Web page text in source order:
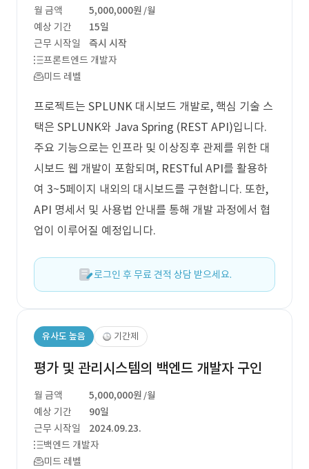
월 금액 5,000,000원 /월
예상 기간
15일
근무 시작일
즉시 시작
프론트엔드 개발자
미드 레벨
프로젝트는 SPLUNK 대시보드 개발로, 핵심 기술 스
택은 SPLUNK와 Java Spring (REST API)입니다.
주요 기능으로는 인프라 및 이상징후 관제를 위한 대
시보드 웹 개발이 포함되며, RESTful API를 활용하
여 3~5페이지 내외의 대시보드를 구현합니다. 또한,
API 명세서 및 사용법 안내를 통해 개발 과정에서 협
업이 이루어질 예정입니다.
로그인 후 무료 견적 상담 받으세요.
유사도 높음 기간제
평가 및 관리시스템의 백엔드 개발자 구인
월 금액 5,000,000원 /월
예상 기간
90일
근무 시작일
2024.09.23.
백엔드 개발자
미드 레벨